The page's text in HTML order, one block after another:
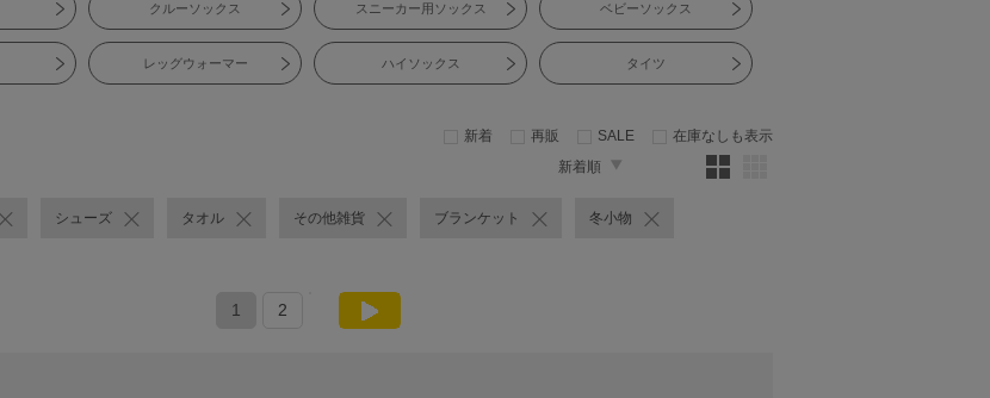
クルーソックス スニーカー用ソックス ベビーソックス
レッグウォーマー ハイソックス タイツ
新着 再販 SALE
在庫なしも表示
新着順
シューズ タオル その他雑貨 ブランケット 冬小物
1 2